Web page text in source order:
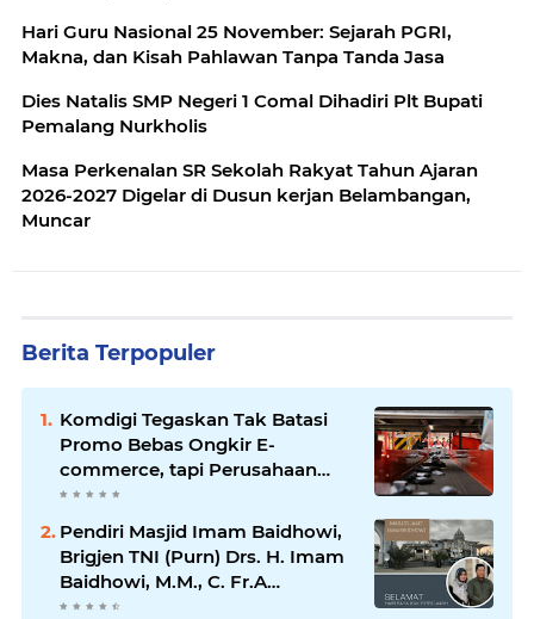
Hari Guru Nasional 25 November: Sejarah PGRI,
Makna, dan Kisah Pahlawan Tanpa Tanda Jasa
Dies Natalis SMP Negeri 1 Comal Dihadiri Plt Bupati
Pemalang Nurkholis
Masa Perkenalan SR Sekolah Rakyat Tahun Ajaran
2026-2027 Digelar di Dusun kerjan Belambangan,
Muncar
Berita Terpopuler
Komdigi Tegaskan Tak Batasi
Promo Bebas Ongkir E-
commerce, tapi Perusahaan
Kurir
Pendiri Masjid Imam Baidhowi,
Brigjen TNI (Purn) Drs. H. Imam
Baidhowi, M.M., C. Fr.A
Mengucapkan Selamat Idul Fitri